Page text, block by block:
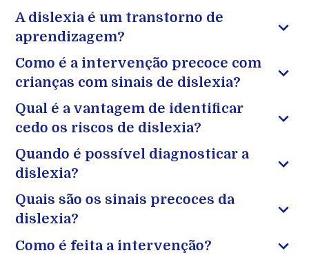
A dislexia é um transtorno de
aprendizagem?
Como é a intervenção precoce com
crianças com sinais de dislexia?
Qual é a vantagem de identificar
cedo os riscos de dislexia?
Quando é possível diagnosticar a
dislexia?
Quais são os sinais precoces da
dislexia?
Como é feita a intervenção?